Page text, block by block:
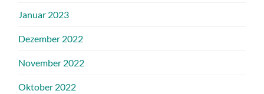
Januar 2023
Dezember 2022
November 2022
Oktober 2022